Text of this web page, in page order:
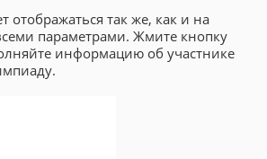
отображаться так же, как и на
параметрами. Жмите кнопку
информацию об участнике